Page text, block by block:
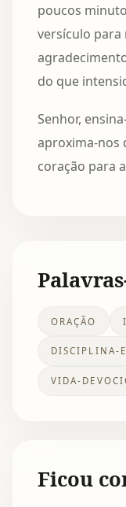
poucos
versículo para
do que
Senhor,
aproxima-nos
coração para
ORAÇÃO
DISCIPLINA-
VIDA-
Ficou